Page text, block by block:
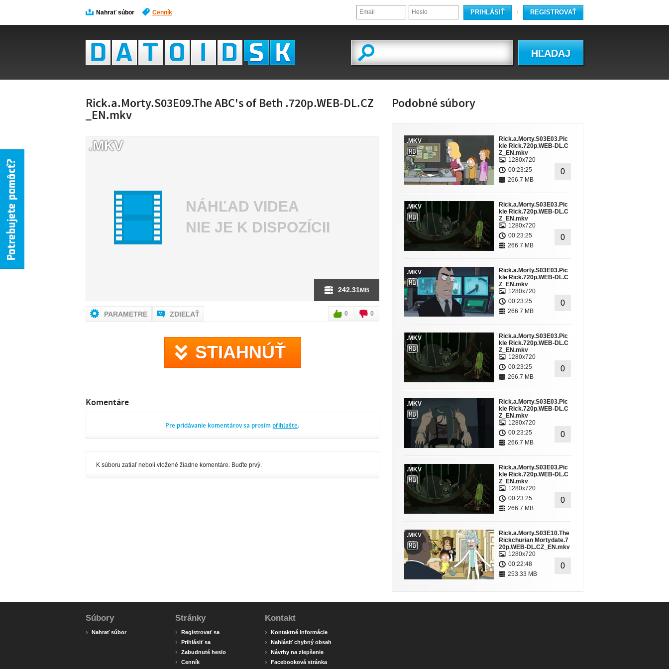
Nahrať súbor Cenník /
PRIHLÁSIŤ REGISTROVAŤ
HĽADAJ
Rick.a.Morty.S03E09.The ABC's of Beth .720p.WEB-DL.CZ
_EN.mkv
NÁHĽAD VIDEA
NIE JE K DISPOZÍCII
242.31MB
.MKV
PARAMETRE ZDIEĽAŤ 0 0
STIAHNÚŤ
Komentáre
Pre pridávanie komentárov sa prosím přihlašte.
K súboru zatiaľ neboli vložené žiadne komentáre. Buďte prvý.
Podobné súbory
.MKV
Rick.a.Morty.S03E03.Pic
kle Rick.720p.WEB-DL.C
Z_EN.mkv
1280x720
00:23:25
266.7 MB
0
.MKV
Rick.a.Morty.S03E03.Pic
kle Rick.720p.WEB-DL.C
Z_EN.mkv
1280x720
00:23:25
266.7 MB
0
.MKV
Rick.a.Morty.S03E03.Pic
kle Rick.720p.WEB-DL.C
Z_EN.mkv
1280x720
00:23:25
266.7 MB
0
.MKV
Rick.a.Morty.S03E03.Pic
kle Rick.720p.WEB-DL.C
Z_EN.mkv
1280x720
00:23:25
266.7 MB
0
.MKV
Rick.a.Morty.S03E03.Pic
kle Rick.720p.WEB-DL.C
Z_EN.mkv
1280x720
00:23:25
266.7 MB
0
.MKV
Rick.a.Morty.S03E03.Pic
kle Rick.720p.WEB-DL.C
Z_EN.mkv
1280x720
00:23:25
266.7 MB
0
.MKV
Rick.a.Morty.S03E10.The
Rickchurian Mortydate.7
20p.WEB-DL.CZ_EN.mkv
1280x720
00:22:48
253.33 MB
0
Súbory
› Nahrať súbor
Stránky
› Registrovať sa
› Prihlásiť sa
› Zabudnuté heslo
› Cenník
Kontakt
› Kontaktné informácie
› Nahlásiť chybný obsah
› Návrhy na zlepšenie
› Facebooková stránka